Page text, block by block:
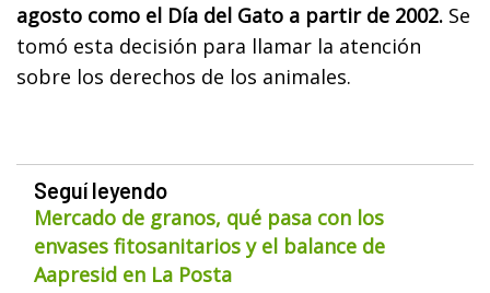
agosto como el Día del Gato a partir de 2002. Se
tomó esta decisión para llamar la atención
sobre los derechos de los animales.
Seguí leyendo
Mercado de granos, qué pasa con los
envases fitosanitarios y el balance de
Aapresid en La Posta